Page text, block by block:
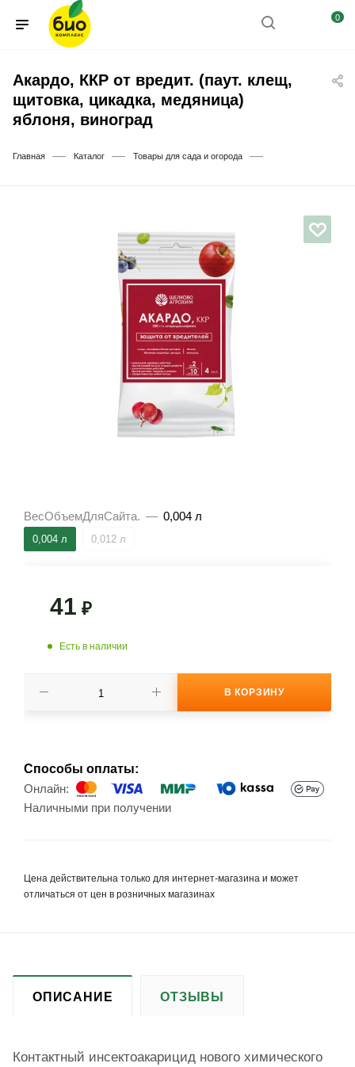
0
Акардо, ККР от вредит. (паут. клещ,
щитовка, цикадка, медяница)
яблоня, виноград
Главная — Каталог — Товары для сада и огорода —
ВесОбъемДляСайта. — 0,004 л
0,004 л 0,012 л
41 ₽
Есть в наличии
В КОРЗИНУ
Способы оплаты:
Онлайн:
Наличными при получении
Цена действительна только для интернет-магазина и может
отличаться от цен в розничных магазинах
ОПИСАНИЕ ОТЗЫВЫ
Контактный инсектоакарицид нового химического